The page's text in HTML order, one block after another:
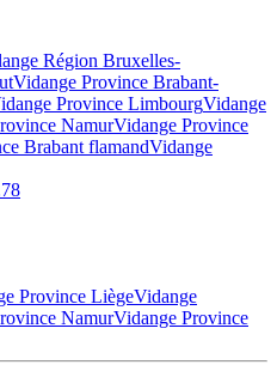
Région Bruxelles-
Vidange Province Brabant-
Province LimbourgVidange
NamurVidange Province
Brabant flamandVidange
Province LiègeVidange
NamurVidange Province